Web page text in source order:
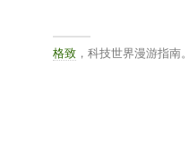
格致，科技世界漫游指南。